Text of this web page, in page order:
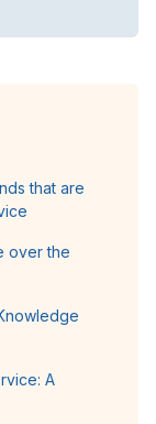
that are
over the
A